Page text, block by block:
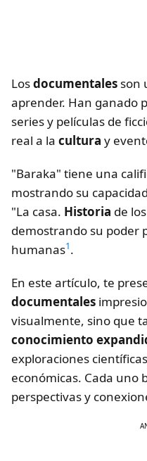
Losdocumentales son
aprender. Han ganado
series y películas de
real a la cultura y
"Baraka" tiene una
mostrando su
"La casa. Historia de
demostrando su poder
humanas1.
En este artículo, te
documentales
visualmente, sino que
conocimiento
exploraciones
económicas. Cada uno
perspectivas y